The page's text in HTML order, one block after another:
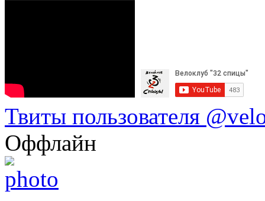
Твиты пользователя
Оффлайн